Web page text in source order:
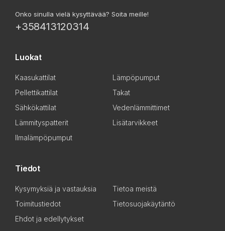
Onko sinulla vielä kysyttävää? Soita meille!
+358413120314
Luokat
Kaasukattilat
Lämpöpumput
Pellettikattilat
Takat
Sähkökattilat
Vedenlämmittimet
Lämmityspatterit
Lisätarvikkeet
Ilmalämpöpumput
Tiedot
Kysymyksiä ja vastauksia
Tietoa meistä
Toimitustiedot
Tietosuojakäytäntö
Ehdot ja edellytykset